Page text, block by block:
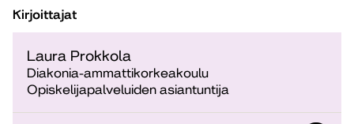
Kirjoittajat
Laura Prokkola
Diakonia-ammattikorkeakoulu
Opiskelijapalveluiden asiantuntija